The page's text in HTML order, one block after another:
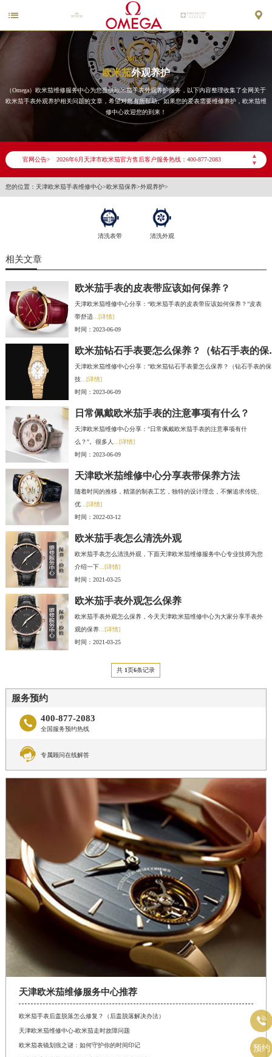
 
OMEGA
欧米茄外观养护
（Omega）欧米茄维修服务中心为您提供欧米茄手表外观养护服务，以下内容整理收集了全网关于
欧米茄手表外观养护相关问题的文章，希望对您有所帮助。如果您的爱表需要维修养护，欧米茄维
修中心欢迎您的到来！
官网公告>
▲
▼
2026年6月欧米茄天津市售后服务网络优化升级公告
2026年6月天津市欧米茄官方售后客户服务热线：400-877-2083
2026年6月欧米茄售后服务中心最新网点地址：
节假日正常营业！
您的位置： 天津欧米茄手表维修中心>欧米茄保养>外观养护>
清洗表带 清洗外观
相关文章
欧米茄手表的皮表带应该如何保养？
天津欧米茄维修中心分享：“欧米茄手表的皮表带应该如何保养？”皮表
带舒适...[详情]
时间：2023-06-09
欧米茄钻
天津欧米茄维修中心分享："欧米茄钻石手表要怎么保养？（钻石手表的
技...[详情]
时间：2023-06-09
日常佩戴欧米茄手表的注意事项有什么？
天津欧米茄维修中心分享："日常佩戴欧米茄手表的注意事项有什
么？"。很多人...[详情]
时间：2023-06-09
天津欧米茄维修中心分享表带保养方法
随着时间的推移，精湛的制表工艺，独特的设计理念，不懈追求传统、
优...[详情]
时间：2022-03-12
欧米茄手表怎么清洗外观
欧米茄手表怎么清洗外观，下面天津欧米茄维修服务中心专业技师为您
介绍一下...[详情]
时间：2021-03-25
欧米茄手表外观怎么保养
欧米茄手表外观怎么保养，今天天津欧米茄维修中心为大家分享手表外
观的保养...[详情]
时间：2021-03-25
共 1页6条记录
服务预约
 400-877-2083
全国服务预约热线
 专属顾问在线解答
天津欧米茄维修服务中心推荐
欧米茄手表后盖脱落怎么修复？（后盖脱落解决办法）
天津欧米茄维修中心-欧米茄走时故障问题
欧米茄表镜划痕之谜：如何守护你的时间印记

预约